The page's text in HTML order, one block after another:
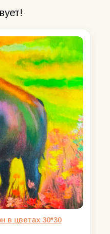
в цветах 30*30